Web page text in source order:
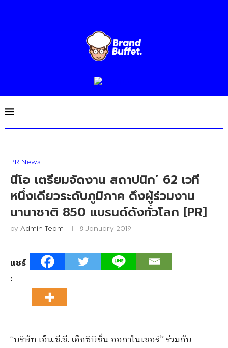
PR News
นีโอ เตรียมจัดงาน สถาปนิก’ 62 เวที
หนึ่งเดียวระดับภูมิภาค ดึงผู้ร่วมงาน
นานาชาติ 850 แบรนด์ดังทั่วโลก [PR]
by Admin Team 8 January 2019
แชร์
:
“บริษัท เอ็น.ซี.ซี. เอ็กซิบิชั่น ออกาไนเซอร์” ร่วมกับ